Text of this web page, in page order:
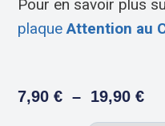
Pour en savoir plus
plaqueAttention au
7,90€ – 19,90€